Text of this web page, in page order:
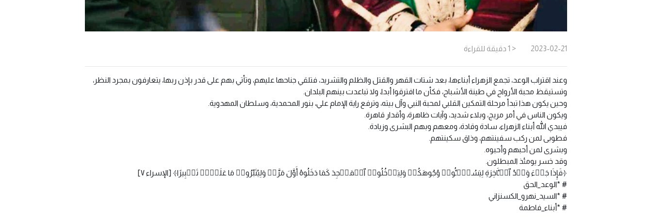
2023-02-21
< 1 دقيقة للقراءة
وعند اقتراب الوعد، تجمع الزهراء أبناءها، بعد شتات القهر والقتل والظلم والتشريد، فتلقي جناحها عليهم، وتأتي بهم على قدر بإذن ربها، يتعارفون بمجرد النظر،
وتستيقظ محبة الأرواح في طينة الأشباح، فكأن ما افترقوا أبدا، ولا تباعدت بينهم البلدان.
وحين يكون هذا تبدأ مرحلة التمكين القلبي لمحبة النبي وآل بيته، وترفع راية الإمام علي، بنور المحمدية، وسلطان المهدوية.
ويكون الناس في أمر مريج، وبلاء شديد، وآيات ظاهرة، وأقدار قاهرة.
فيبدي الله أبناء الزهراء، سادة وقادة، ومعهم وبهم البشرى وزيادة.
فطوبى لمن ركب سفينتهم، وذاق سكينتهم.
وبشرى لمن أحبهم وأحبوه.
وقد خسر يومئذ المبطلون.
﴿فَإِذَا جَاۤءَ وَعۡدُ ٱلۡـَٔاخِرَةِ لِیَسُـࣳۤـُٔوا۟ وُجُوهَكُمۡ وَلِیَدۡخُلُوا۟ ٱلۡمَسۡجِدَ كَمَا دَخَلُوهُ أَوَّلَ مَرَّةࣲ وَلِیُتَبِّرُوا۟ مَا عَلَوۡا۟ تَتۡبِیرًا﴾ [الإسراء ٧]
# *الوعد_الحق
# *السيد_نهرو_الكسنزاني
# *أبناء_فاطمة